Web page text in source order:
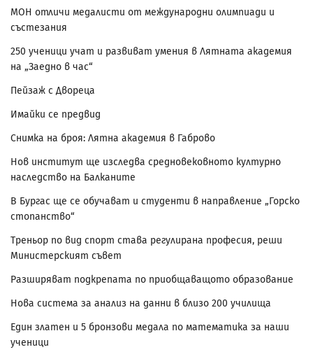
МОН отличи медалисти от международни олимпиади и
състезания
250 ученици учат и развиват умения в Лятната академия
на „Заедно в час“
Пейзаж с Двореца
Имайки се предвид
Снимка на броя: Лятна академия в Габрово
Нов институт ще изследва средновековното културно
наследство на Балканите
В Бургас ще се обучават и студенти в направление „Горско
стопанство“
Треньор по вид спорт става регулирана професия, реши
Министерският съвет
Разширяват подкрепата по приобщаващото образование
Нова система за анализ на данни в близо 200 училища
Един златен и 5 бронзови медала по математика за наши
ученици